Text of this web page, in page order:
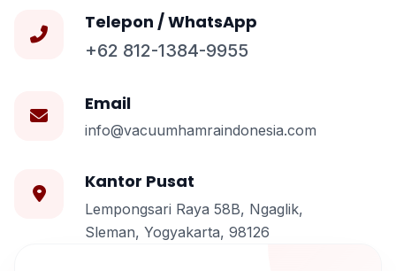
Telepon / WhatsApp
+62 812-1384-9955
Email
info@vacuumhamraindonesia.com
Kantor Pusat
Lempongsari Raya 58B, Ngaglik,
Sleman, Yogyakarta, 98126